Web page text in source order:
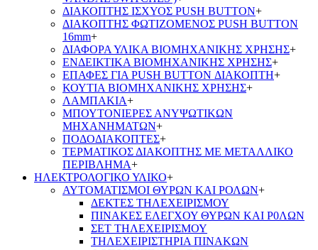
ΔΙΑΚΟΠΤΗΣ ΙΣΧΥΟΣ PUSH BUTTON+
ΔΙΑΚΟΠΤΗΣ ΦΩΤΙΖΟΜΕΝΟΣ PUSH BUTTON
16mm+
ΔΙΑΦΟΡΑ ΥΛΙΚΑ ΒΙΟΜΗΧΑΝΙΚΗΣ ΧΡΗΣΗΣ+
ΕΝΔΕΙΚΤΙΚΑ ΒΙΟΜΗΧΑΝΙΚΗΣ ΧΡΗΣΗΣ+
ΕΠΑΦΕΣ ΓΙΑ PUSH BUTTON ΔΙΑΚΟΠΤΗ+
ΚΟΥΤΙΑ ΒΙΟΜΗΧΑΝΙΚΗΣ ΧΡΗΣΗΣ+
ΛΑΜΠΑΚΙΑ+
ΜΠΟΥΤΟΝΙΕΡΕΣ ΑΝΥΨΩΤΙΚΩΝ
ΜΗΧΑΝΗΜΑΤΩΝ+
ΠΟΔΟΔΙΑΚΟΠΤΕΣ+
ΤΕΡΜΑΤΙΚΟΣ ΔΙΑΚΟΠΤΗΣ ΜΕ ΜΕΤΑΛΛΙΚΟ
ΠΕΡΙΒΛΗΜΑ+
ΗΛΕΚΤΡΟΛΟΓΙΚΟ ΥΛΙΚΟ+
ΑΥΤΟΜΑΤΙΣΜΟΙ ΘΥΡΩΝ ΚΑΙ ΡΟΛΩΝ+
ΔΕΚΤΕΣ ΤΗΛΕΧΕΙΡΙΣΜΟΥ
ΠΙΝΑΚΕΣ ΕΛΕΓΧΟΥ ΘΥΡΩΝ ΚΑΙ Ρ0ΛΩΝ
ΣΕΤ ΤΗΛΕΧΕΙΡΙΣΜΟΥ
ΤΗΛΕΧΕΙΡΙΣΤΗΡΙΑ ΠΙΝΑΚΩΝ